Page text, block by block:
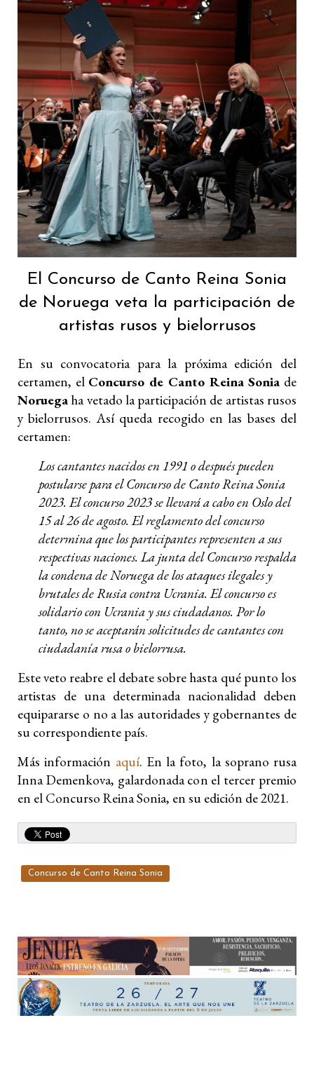
El Concurso de Canto Reina Sonia
de Noruega veta la participación de
artistas rusos y bielorrusos
En su convocatoria para la próxima edición del
certamen, el Concurso de Canto Reina Sonia de
Noruega ha vetado la participación de artistas rusos
y bielorrusos. Así queda recogido en las bases del
certamen:
Los cantantes nacidos en 1991 o después pueden
postularse para el Concurso de Canto Reina Sonia
2023. El concurso 2023 se llevará a cabo en Oslo del
15 al 26 de agosto. El reglamento del concurso
determina que los participantes representen a sus
respectivas naciones. La junta del Concurso respalda
la condena de Noruega de los ataques ilegales y
brutales de Rusia contra Ucrania. El concurso es
solidario con Ucrania y sus ciudadanos. Por lo
tanto, no se aceptarán solicitudes de cantantes con
ciudadanía rusa o bielorrusa.
Este veto reabre el debate sobre hasta qué punto los
artistas de una determinada nacionalidad deben
equipararse o no a las autoridades y gobernantes de
su correspondiente país.
Más información aquí. En la foto, la soprano rusa
Inna Demenkova, galardonada con el tercer premio
en el Concurso Reina Sonia, en su edición de 2021.
Concurso de Canto Reina Sonia